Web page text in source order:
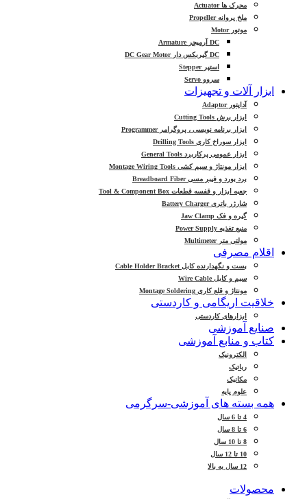
محرک ها Actuator
ملخ پروانه Propeller
موتور Motor
DC آرمیچر Armature
DC گیربکس دار DC Gear Motor
استپر Stepper
سروو Servo
ابزار آلات و تجهیزات
آداپتور Adaptor
ابزار برش Cutting Tools
ابزار برنامه نویسی ، پروگرامر Programmer
ابزار سوراخ کاری Drilling Tools
ابزار عمومی پرکاربرد General Tools
ابزار مونتاژ و سیم کشی Montage Wiring Tools
برد بورد و فیبر مسی Breadboard Fiber
جعبه ابزار و قفسه قطعات Tool & Component Box
شارژر باتری Battery Charger
گیره و فک Jaw Clamp
منبع تغذیه Power Supply
مولتی متر Multimeter
اقلام مصرفی
بست و نگهدارنده کابل Cable Holder Bracket
سیم و کابل Wire Cable
مونتاژ و قلع کاری Montage Soldering
خلاقیت اریگامی و کاردستی
ابزارهای کاردستی
صنایع آموزشی
کتاب و منابع آموزشی
الکترونیک
رباتیک
مکانیک
علوم پایه
همه بسته های آموزشی-سرگرمی
4 تا 6 سال
6 تا 8 سال
8 تا 10 سال
10 تا 12 سال
12 سال به بالا
محصولات